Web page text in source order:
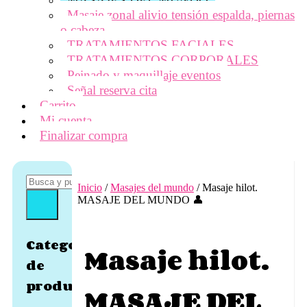
Masaje zonal alivio tensión espalda, piernas
o cabeza
TRATAMIENTOS FACIALES
TRATAMIENTOS CORPORALES
Peinado y maquillaje eventos
Señal reserva cita
Carrito
Mi cuenta
Finalizar compra
Inicio/Masajes del mundo/ Masaje hilot.
MASAJE DEL MUNDO 👤
Masaje hilot.
Categorías
de
producto